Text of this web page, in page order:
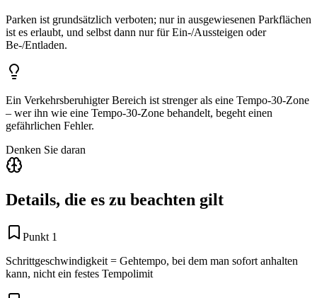
Parken ist grundsätzlich verboten; nur in ausgewiesenen Parkflächen
ist es erlaubt, und selbst dann nur für Ein-/Aussteigen oder
Be-/Entladen.
Ein Verkehrsberuhigter Bereich ist strenger als eine Tempo-30-Zone
– wer ihn wie eine Tempo-30-Zone behandelt, begeht einen
gefährlichen Fehler.
Denken Sie daran
Details, die es zu beachten gilt
Punkt 1
Schrittgeschwindigkeit = Gehtempo, bei dem man sofort anhalten
kann, nicht ein festes Tempolimit